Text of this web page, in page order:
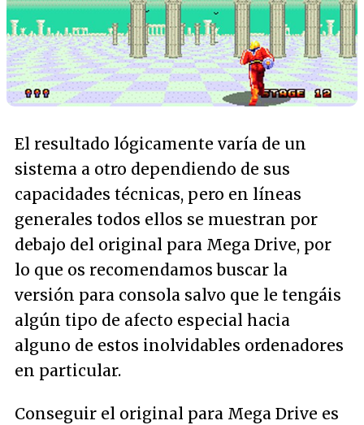
El resultado lógicamente varía de un
sistema a otro dependiendo de sus
capacidades técnicas, pero en líneas
generales todos ellos se muestran por
debajo del original para Mega Drive, por
lo que os recomendamos buscar la
versión para consola salvo que le tengáis
algún tipo de afecto especial hacia
alguno de estos inolvidables ordenadores
en particular.
Conseguir el original para Mega Drive es